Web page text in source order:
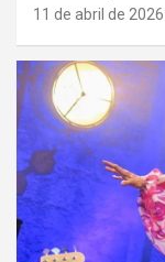
11 de abril de 2026